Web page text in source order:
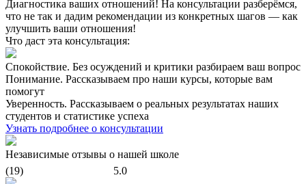
Диагностика ваших отношений! На консультации разберёмся,
что не так и дадим рекомендации из конкретных шагов — как
улучшить ваши отношения!
Что даст эта консультация:
Спокойствие. Без осуждений и критики разбираем ваш вопрос
Понимание. Рассказываем про наши курсы, которые вам
помогут
Уверенность. Рассказываем о реальных результатах наших
студентов и статистике успеха
Узнать подробнее о консультации
Независимые отзывы о нашей школе
(19)
5.0